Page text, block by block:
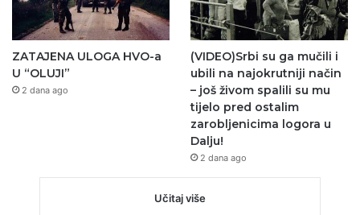
ZATAJENA ULOGA HVO-a
U “OLUJI”
2 dana ago
(VIDEO)Srbi su ga mučili i
ubili na najokrutniji način
– još živom spalili su mu
tijelo pred ostalim
zarobljenicima logora u
Dalju!
2 dana ago
Učitaj više